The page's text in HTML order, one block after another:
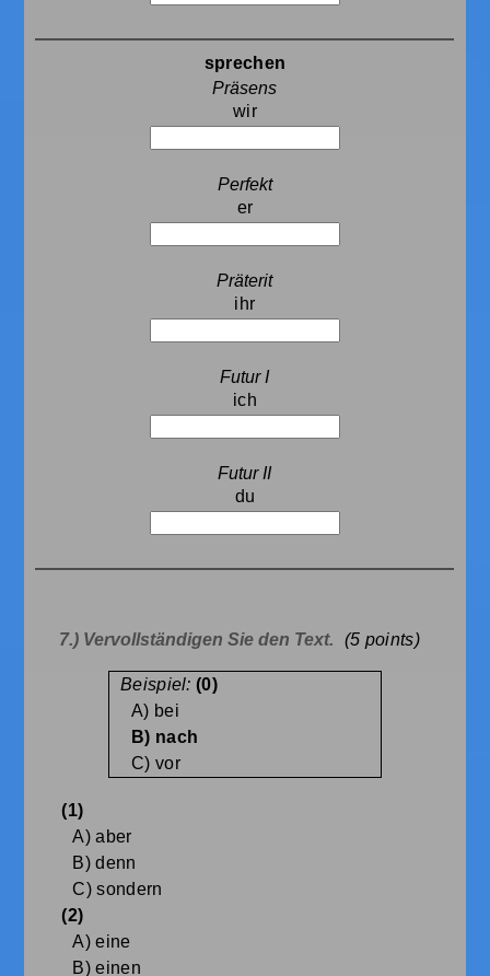
sprechen
wir
er
ihr
ich
du
7.) Vervollständigen Sie den Text. (5 points)
Beispiel: (0)
A) bei
B) nach
C) vor
(1)
A) aber
B) denn
C) sondern
(2)
A) eine
B) einen